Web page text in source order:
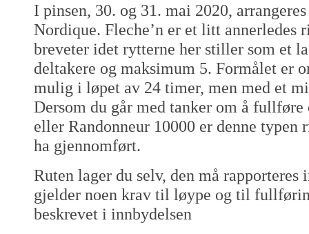
I pinsen, 30. og 31. mai 2020,
Nordique. Fleche’n er et litt annerledes
breveter idet rytterne her stiller som et
deltakere og maksimum 5. Formålet er
mulig i løpet av 24 timer, men med et
Dersom du går med tanker om å fullføre
eller Randonneur 10000 er denne typen
ha gjennomført.
Ruten lager du selv, den må
gjelder noen krav til løype og til
beskrevet i innbydelsen